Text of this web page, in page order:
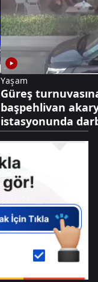
Yaşam
Güreş
başpehlivan
istasyonunda